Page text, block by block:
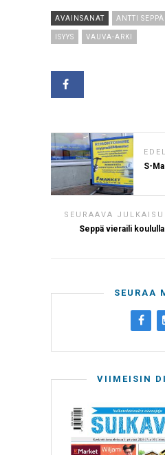
AVAINSANAT ANTTI
ISYYS VAUVA-ARKI
S-
SEURAAVA JULKAISU
Seppä vieraili koululla
SEURAA
VIIMEISIN